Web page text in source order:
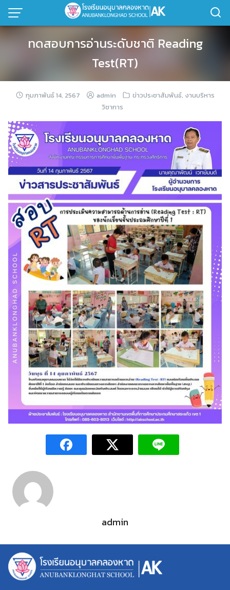
Skip
content
ทดสอบการอ่านระดับชาติ Reading
Test(RT)
กุมภาพันธ์ 14, 2567 admin ข่าวประชาสัมพันธ์, งานบริหาร
วิชาการ
admin